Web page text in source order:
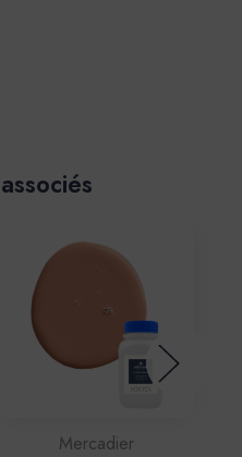
Mercadier